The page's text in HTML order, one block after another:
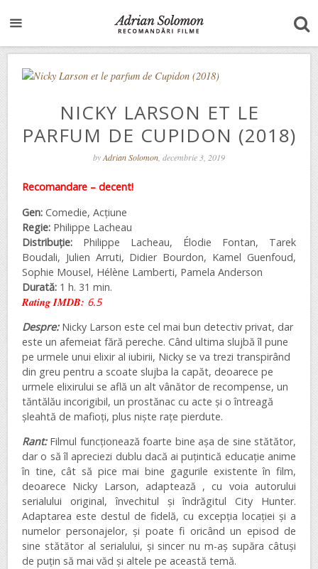
NICKY LARSON ET LE
PARFUM DE CUPIDON (2018)
byAdrian Solomon, decembrie 3, 2019
Recomandare – decent!
Gen: Comedie, Acțiune
Regie: Philippe Lacheau
Distribuție: Philippe Lacheau, Élodie Fontan, Tarek
Boudali, Julien Arruti, Didier Bourdon, Kamel Guenfoud,
Sophie Mousel, Hélène Lamberti, Pamela Anderson
Durată: 1 h. 31 min.
Rating IMDB: 6.5
Despre:Nicky Larson este cel mai bun detectiv privat, dar
este un afemeiat fără pereche. Când ultima slujbă îl pune
pe urmele unui elixir al iubirii, Nicky se va trezi transpirând
din greu pentru a scoate slujba la capăt, deoarece pe
urmele elixirului se află un alt vânător de recompense, un
tăntălău incorigibil, un prostănac cu acte și o întreagă
șleahtă de mafioți, plus niște rațe pierdute.
Rant: Filmul funcționează foarte bine așa de sine stătător,
dar o să îl apreciezi dublu dacă ai puțintică educație anime
în tine, cât să pice mai bine gagurile existente în film,
deoarece Nicky Larson, adaptează , cu voia autorului
serialului original, învechitul și îndrăgitul City Hunter.
Adaptarea este destul de fidelă, cu excepția locației și a
numelor personajelor, și poate fi oricând un episod de
sine stătător al serialului, și sincer nu m-aș supăra câtuși
de puțin să mai văd și altele pe această temă.